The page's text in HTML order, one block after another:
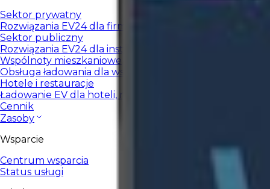
Sektor prywatny
Rozwiązania EV24 dla firm i organizacji prywatnych.
Sektor publiczny
Rozwiązania EV24 dla instytucji publicznych.
Wspólnoty mieszkaniowe
Obsługa ładowania dla wspólnot i spółdzielni.
Hotele i restauracje
Ładowanie EV dla hoteli, restauracji i HoReCa.
Cennik
Zasoby
Wsparcie
Centrum wsparcia
Status usługi